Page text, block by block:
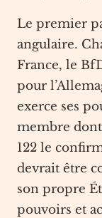
Le premier
angulaire.
France, le
pour
exerce ses
membre
122 le
devrait être
son propre
pouvoirs et